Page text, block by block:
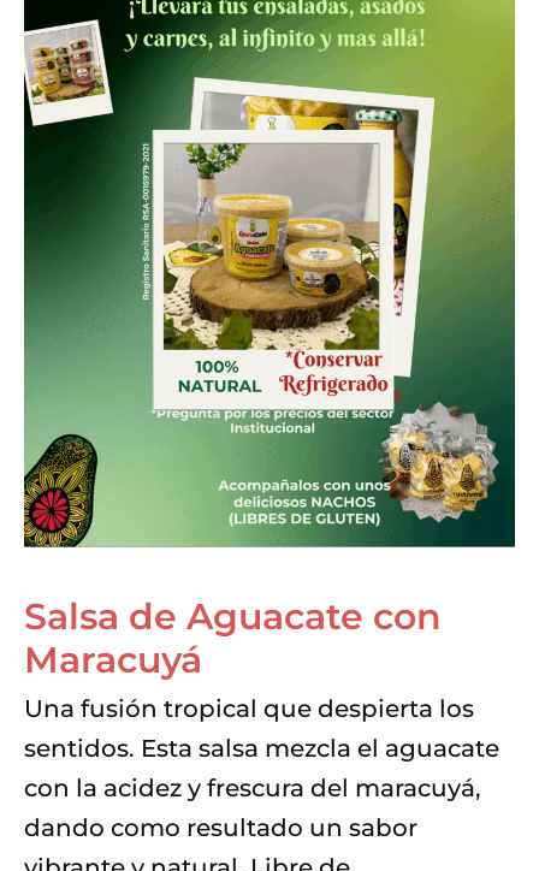
Salsa de Aguacate con
Maracuyá
Una fusión tropical que despierta los
sentidos. Esta salsa mezcla el aguacate
con la acidez y frescura del maracuyá,
dando como resultado un sabor